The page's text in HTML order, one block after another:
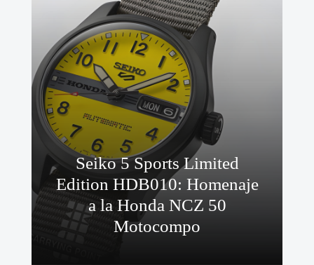
Seiko 5 Sports Limited
Edition HDB010: Homenaje
a la Honda NCZ 50
Motocompo